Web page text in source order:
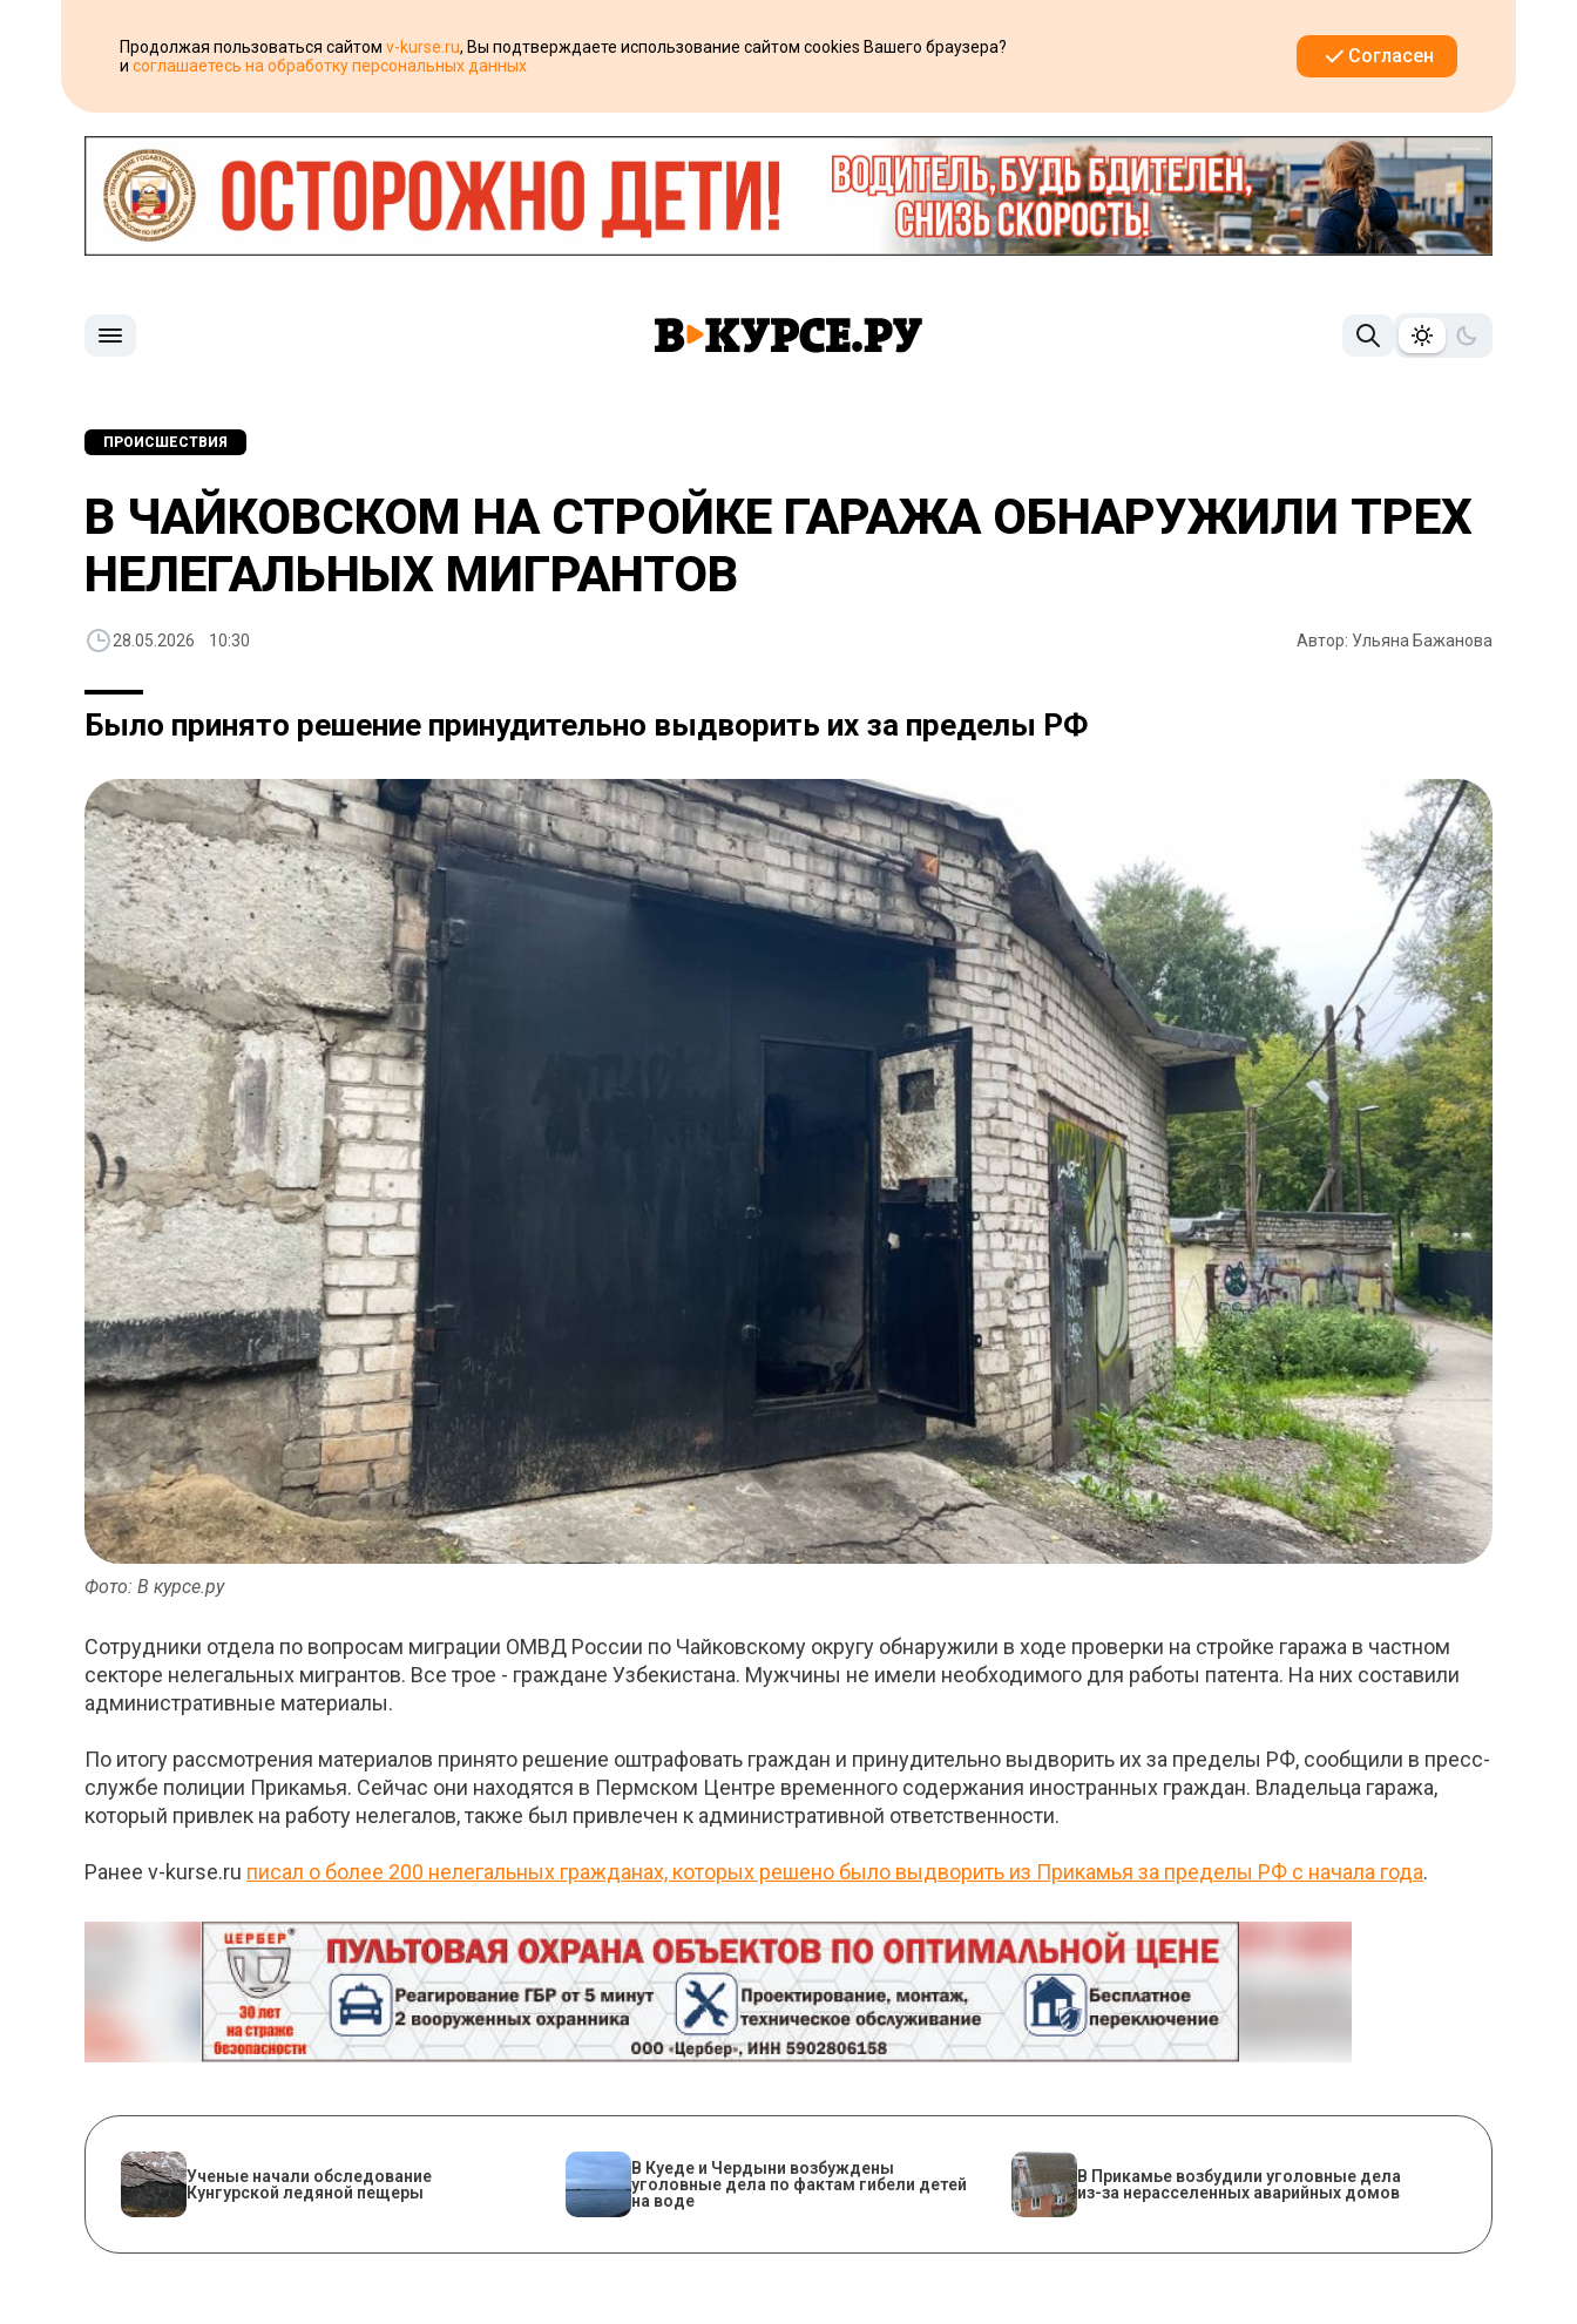
Продолжая пользоваться сайтом v-kurse.ru, Вы подтверждаете использование сайтом cookies Вашего браузера?
и соглашаетесь на обработку персональных данных Согласен
ПРОИСШЕСТВИЯ
В ЧАЙКОВСКОМ НА СТРОЙКЕ ГАРАЖА ОБНАРУЖИЛИ ТРЕХ
НЕЛЕГАЛЬНЫХ МИГРАНТОВ
28.05.2026 10:30 Автор: Ульяна Бажанова
Было принято решение принудительно выдворить их за пределы РФ
Фото: В курсе.ру
Сотрудники отдела по вопросам миграции ОМВД России по Чайковскому округу обнаружили в ходе проверки на стройке гаража в частном
секторе нелегальных мигрантов. Все трое - граждане Узбекистана. Мужчины не имели необходимого для работы патента. На них составили
административные материалы.
По итогу рассмотрения материалов принято решение оштрафовать граждан и принудительно выдворить их за пределы РФ, сообщили в пресс-
службе полиции Прикамья. Сейчас они находятся в Пермском Центре временного содержания иностранных граждан. Владельца гаража,
который привлек на работу нелегалов, также был привлечен к административной ответственности.
Ранее v-kurse.ru писал о более 200 нелегальных гражданах, которых решено было выдворить из Прикамья за пределы РФ с начала года.
Ученые начали обследование
Кунгурской ледяной пещеры
В Куеде и Чердыни возбуждены
уголовные дела по фактам гибели детей
на воде
В Прикамье возбудили уголовные дела
из-за нерасселенных аварийных домов